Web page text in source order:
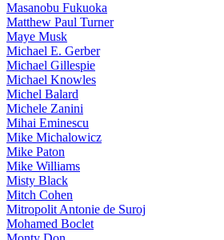
Masanobu Fukuoka
Matthew Paul Turner
Maye Musk
Michael E. Gerber
Michael Gillespie
Michael Knowles
Michel Balard
Michele Zanini
Mihai Eminescu
Mike Michalowicz
Mike Paton
Mike Williams
Misty Black
Mitch Cohen
Mitropolit Antonie de Suroj
Mohamed Boclet